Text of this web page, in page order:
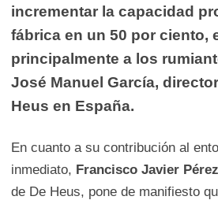
incrementar la capacidad
fábrica en un 50 por ciento,
principalmente a los
José Manuel García,
Heus en España.
En cuanto a su contribución al
inmediato, Francisco Javier Pérez
de De Heus, pone de manifiesto